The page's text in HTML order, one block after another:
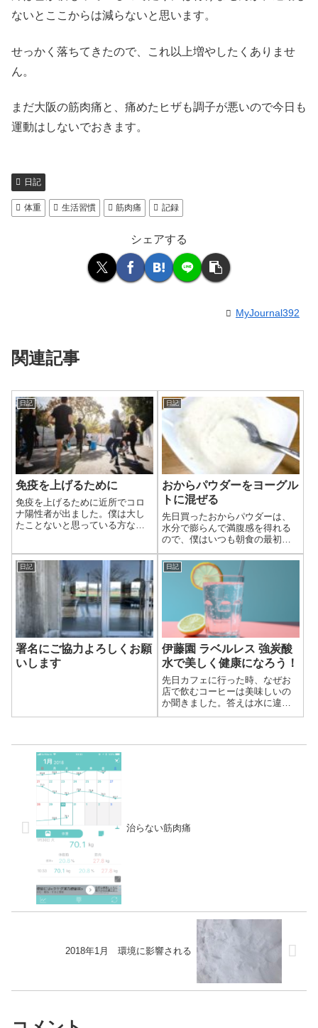
ないとここからは減らないと思います。
せっかく落ちてきたので、これ以上増やしたくありませ
ん。
まだ大阪の筋肉痛と、痛めたヒザも調子が悪いので今日も
運動はしないでおきます。
日記
体重 生活習慣 筋肉痛 記録
シェアする
MyJournal392
関連記事
日記
免疫を上げるために
免疫を上げるために近所でコロ
ナ陽性者が出ました。僕は大し
たことないと思っている方なの
の濃厚接触者が、我が家にお知
らせに来てくださって知りまし
た。外で離れて話してたそうな
ので大丈夫だと思...
日記
おからパウダーをヨーグル
トに混ぜる
先日買ったおからパウダーは、
水分で膨らんで満腹感を得れる
ので、僕はいつも朝食の最初に
食べるヨーグルトに混ぜて食べ
ています。味のないプレーンの
ヨーグルトにほんのりついた味
と、パウダーのツブツブという
かザラザラした食感を楽しんで
美味しく食べてい...
日記
署名にご協力よろしくお願
いします
日記
伊藤園 ラベルレス 強炭酸
水で美しく健康になろう！
先日カフェに行った時、なぜお
店で飲むコーヒーは美味しいの
か聞きました。答えは水に違い
があるとのことで、お店の水は
す。「コーヒーの（確か）97%
治らない筋肉痛
2018年1月 環境に影響される